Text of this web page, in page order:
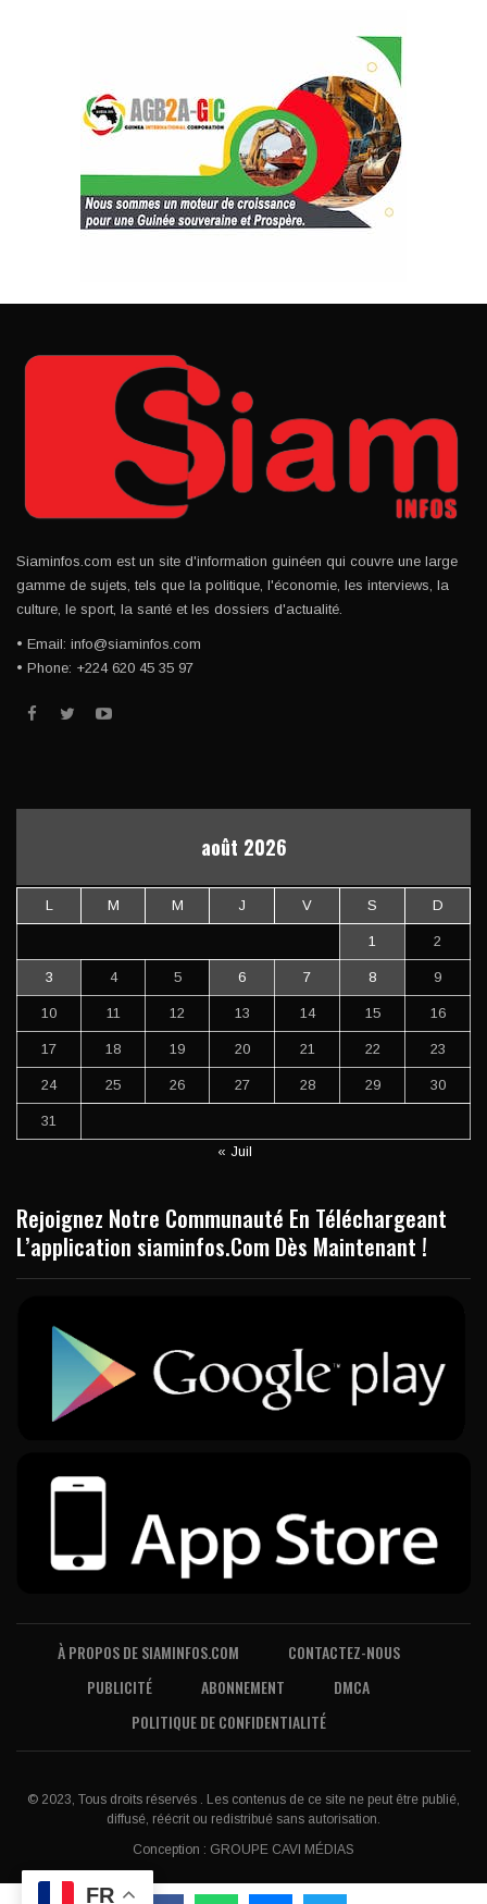
Siaminfos.com est un site d'information guinéen qui couvre une large
gamme de sujets, tels que la politique, l'économie, les interviews, la
culture, le sport, la santé et les dossiers d'actualité.
• Email: info@siaminfos.com
• Phone: +224 620 45 35 97
août 2026
L M M J V S D
1 2
3 4 5 6 7 8 9
10 11 12 13 14 15 16
17 18 19 20 21 22 23
24 25 26 27 28 29 30
31
« Juil
Rejoignez Notre Communauté En Téléchargeant
L’application siaminfos.Com Dès Maintenant !
À PROPOS DE SIAMINFOS.COM
CONTACTEZ-NOUS
PUBLICITÉ
ABONNEMENT
DMCA
POLITIQUE DE CONFIDENTIALITÉ
© 2023, Tous droits réservés . Les contenus de ce site ne peut être publié,
diffusé, réécrit ou redistribué sans autorisation.
Conception : GROUPE CAVI MÉDIAS
FR